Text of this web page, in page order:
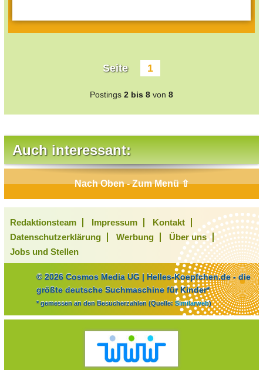
Seite 1
Postings 2 bis 8 von 8
Auch interessant:
Nach Oben - Zum Menü ⇧
Redaktionsteam Impressum
Kontakt
Datenschutzerklärung
Werbung
Über uns
Jobs und Stellen
© 2026 Cosmos Media UG | Helles-Koepfchen.de - die
größte deutsche Suchmaschine für Kinder*
* gemessen an den Besucherzahlen (Quelle: Similarweb)